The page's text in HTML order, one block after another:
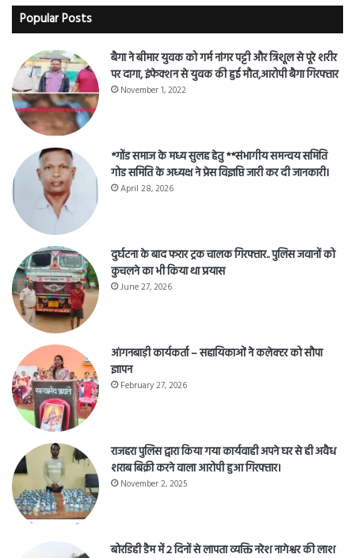
Popular Posts
बैगा ने बीमार युवक को गर्म नांगर पट्टी और त्रिशूल से पूरे शरीर
पर दागा, इंफेक्शन से युवक की हुई मौत,आरोपी बैगा गिरफ्तार
November 1, 2022
*गोंड समाज के मध्य सुलह हेतु **संभागीय समन्वय समिति
गोड समिति के अध्यक्ष ने प्रेस विज्ञप्ति जारी कर दी जानकारी।
April 28, 2026
दुर्घटना के बाद फरार ट्रक चालक गिरफ्तार.. पुलिस जवानों को
कुचलने का भी किया था प्रयास
June 27, 2026
आंगनबाड़ी कार्यकर्ता – सहायिकाओं नेे कलेक्टर को सौपा
ज्ञापन
February 27, 2026
राजहरा पुलिस द्वारा किया गया कार्यवाही अपने घर से ही अवैध
शराब बिक्री करने वाला आरोपी हुआ गिरफ्तार।
November 2, 2025
बोरडिही डैम में 2 दिनों से लापता व्यक्ति नरेश नागेश्वर की लाश